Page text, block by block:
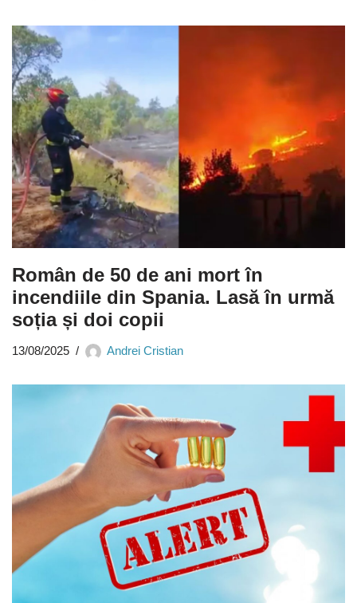
Român de 50 de ani mort în
incendiile din Spania. Lasă în urmă
soția și doi copii
13/08/2025 Andrei Cristian